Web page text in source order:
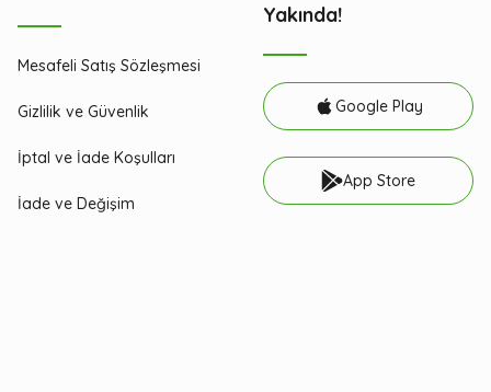
Mesafeli Satış Sözleşmesi
Gizlilik ve Güvenlik
İptal ve İade Koşulları
İade ve Değişim
Yakında!
Google Play
App Store